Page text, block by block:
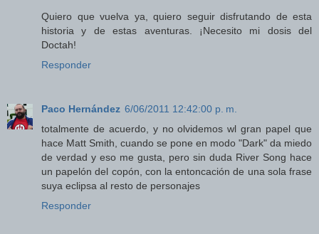
Quiero que vuelva ya, quiero seguir disfrutando de esta
historia y de estas aventuras. ¡Necesito mi dosis del
Doctah!
Responder
Paco Hernández 6/06/2011 12:42:00 p. m.
totalmente de acuerdo, y no olvidemos wl gran papel que
hace Matt Smith, cuando se pone en modo "Dark" da miedo
de verdad y eso me gusta, pero sin duda River Song hace
un papelón del copón, con la entoncación de una sola frase
suya eclipsa al resto de personajes
Responder